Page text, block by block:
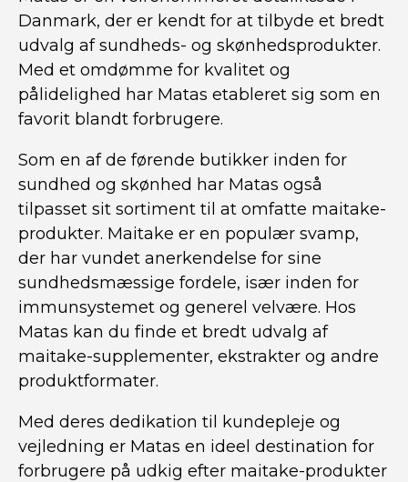
Danmark, der er kendt for at tilbyde et bredt
udvalg af sundheds- og skønhedsprodukter.
Med et omdømme for kvalitet og
pålidelighed har Matas etableret sig som en
favorit blandt forbrugere.
Som en af de førende butikker inden for
sundhed og skønhed har Matas også
tilpasset sit sortiment til at omfatte maitake-
produkter. Maitake er en populær svamp,
der har vundet anerkendelse for sine
sundhedsmæssige fordele, især inden for
immunsystemet og generel velvære. Hos
Matas kan du finde et bredt udvalg af
maitake-supplementer, ekstrakter og andre
produktformater.
Med deres dedikation til kundepleje og
vejledning er Matas en ideel destination for
forbrugere på udkig efter maitake-produkter